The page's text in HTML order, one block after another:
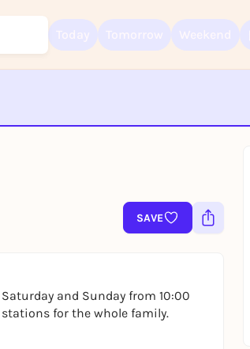
SAVE
and Sunday from 10:00
for the whole family.
and get started right away
Log in now